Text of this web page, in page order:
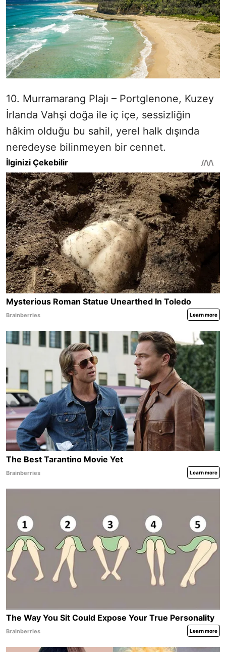
10. Murramarang Plajı – Portglenone, Kuzey
İrlanda Vahşi doğa ile iç içe, sessizliğin
hâkim olduğu bu sahil, yerel halk dışında
neredeyse bilinmeyen bir cennet.